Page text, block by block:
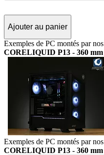
Ajouter au panier
Exemples de PC montés par
CORELIQUID P13 - 360 mm
Exemples de PC montés par
CORELIQUID P13 - 360 mm